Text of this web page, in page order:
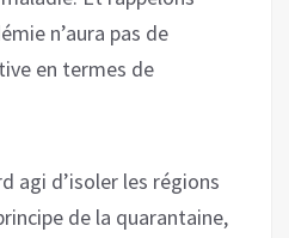
n’aura pas de
en termes de
agi d’isoler les régions
de la quarantaine,